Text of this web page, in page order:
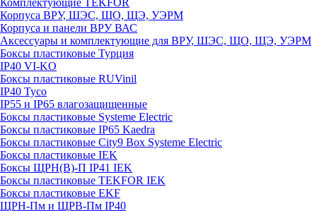
Комплектующие TEKFOR
Корпуса ВРУ, ШЭС, ЩО, ЩЭ, УЭРМ
Корпуса и панели ВРУ ВАС
Аксессуары и комплектующие для ВРУ, ШЭС, ЩО, ЩЭ, УЭРМ
Боксы пластиковые Турция
IP40 VI-KO
Боксы пластиковые RUVinil
IP40 Тусо
IP55 и IP65 влагозащищенные
Боксы пластиковые Systeme Electric
Боксы пластиковые IP65 Kaedra
Боксы пластиковые City9 Box Systeme Electric
Боксы пластиковые IEK
Боксы ЩРН(В)-П IP41 IEK
Боксы пластиковые TEKFOR IEK
Боксы пластиковые EKF
ЩРН-Пм и ЩРВ-Пм IP40